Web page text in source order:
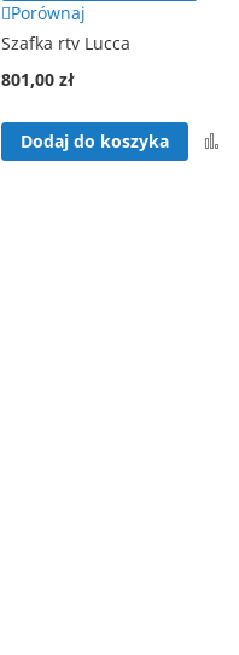
Porównaj
Szafka rtv Lucca
801,00 zł
Dodaj do koszyka